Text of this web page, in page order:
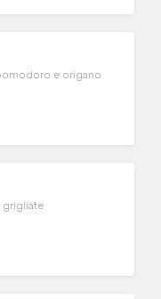
e origano
grigliate